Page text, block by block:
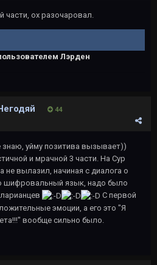
части, ох разочаровал.
Лэрден
44
знаю, уйму позитива вызывает))
и мрачной 3 части. На Сур
вылазил, начиная с диалога о
шифровальный язык, надо было
С первой
эмоции, а его это "Я
вообще сильно было.